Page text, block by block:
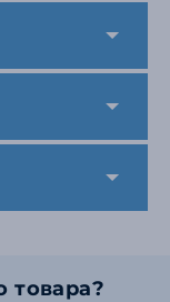
товара?